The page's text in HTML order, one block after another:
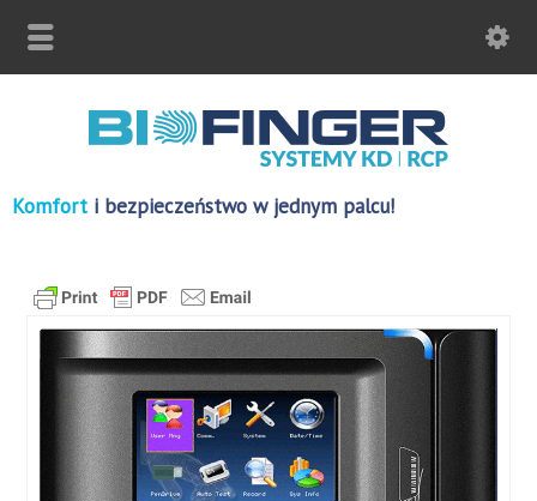
Komfort i bezpieczeństwo w jednym palcu!